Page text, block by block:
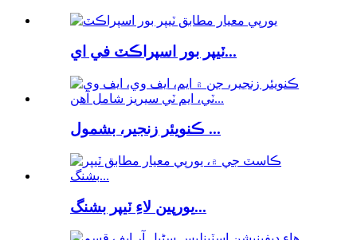
ٽيپر بور اسپراڪٽ في اي...
ڪنويئر زنجير، بشمول ...
يورپين لاءِ ٽيپر بشنگ...